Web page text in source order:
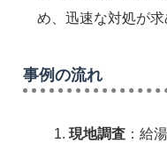
め、迅速な対処が求
事例の流れ
現地調査 ：給